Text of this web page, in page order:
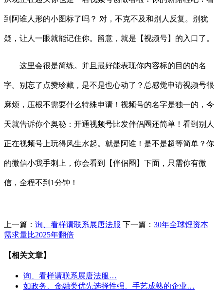
到阿谁人形的小图标了吗？ 对，不克不及和别人反复。别犹
疑，让人一眼就能记住你。留意，就是【视频号】的入口了。
这里会很是简练。并且最好能表现你内容标的目的的名
字。别忘了点赞珍藏，是不是也心动了？总感觉申请视频号很
麻烦，压根不需要什么特殊申请！视频号的名字是独一的，今
天就告诉你个奥秘：开通视频号比发伴侣圈还简单！看到别人
正在视频号上玩得风生水起。就是阿谁！是不是超等简单？你
的微信小我手刺上，你会看到【伴侣圈】下面，只需你有微
信，全程不到1分钟！
上一篇： 询、看样请联系展唐法服 下一篇： 30年全球锂资本
需求量比2025年翻倍
【相关文章】
询、看样请联系展唐法服…
如政务、金融类优先选择性强、手艺成熟的企业…